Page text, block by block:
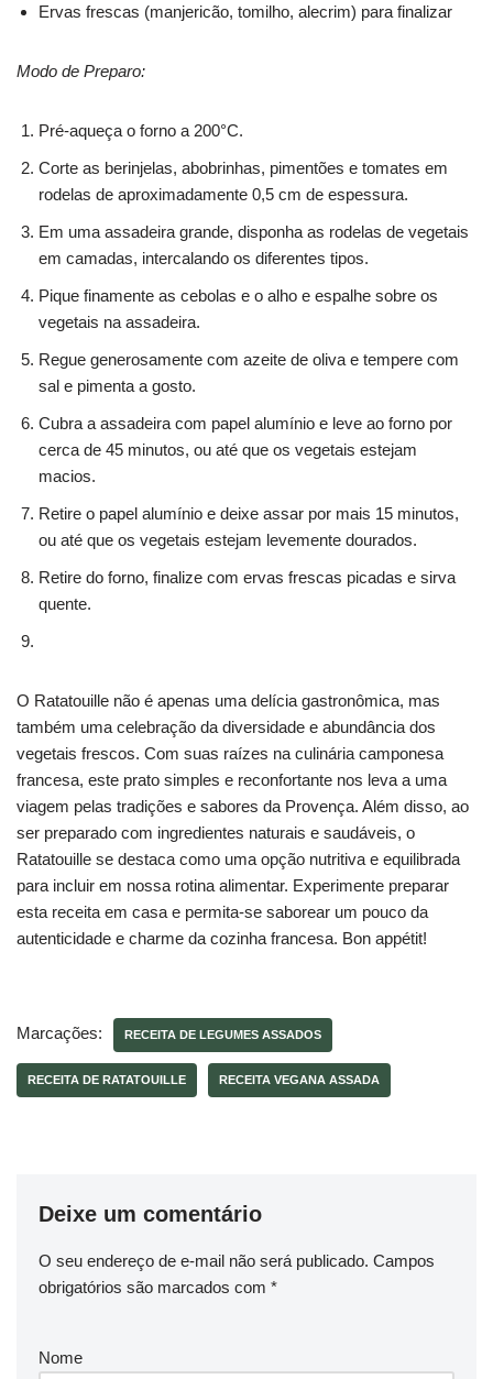
Ervas frescas (manjericão, tomilho, alecrim) para finalizar
Modo de Preparo:
Pré-aqueça o forno a 200°C.
Corte as berinjelas, abobrinhas, pimentões e tomates em
rodelas de aproximadamente 0,5 cm de espessura.
Em uma assadeira grande, disponha as rodelas de vegetais
em camadas, intercalando os diferentes tipos.
Pique finamente as cebolas e o alho e espalhe sobre os
vegetais na assadeira.
Regue generosamente com azeite de oliva e tempere com
sal e pimenta a gosto.
Cubra a assadeira com papel alumínio e leve ao forno por
cerca de 45 minutos, ou até que os vegetais estejam
macios.
Retire o papel alumínio e deixe assar por mais 15 minutos,
ou até que os vegetais estejam levemente dourados.
Retire do forno, finalize com ervas frescas picadas e sirva
quente.
O Ratatouille não é apenas uma delícia gastronômica, mas
também uma celebração da diversidade e abundância dos
vegetais frescos. Com suas raízes na culinária camponesa
francesa, este prato simples e reconfortante nos leva a uma
viagem pelas tradições e sabores da Provença. Além disso, ao
ser preparado com ingredientes naturais e saudáveis, o
Ratatouille se destaca como uma opção nutritiva e equilibrada
para incluir em nossa rotina alimentar. Experimente preparar
esta receita em casa e permita-se saborear um pouco da
autenticidade e charme da cozinha francesa. Bon appétit!
Marcações: RECEITA DE LEGUMES ASSADOS
RECEITA DE RATATOUILLE RECEITA VEGANA ASSADA
Deixe um comentário
O seu endereço de e-mail não será publicado. Campos
obrigatórios são marcados com *
Nome